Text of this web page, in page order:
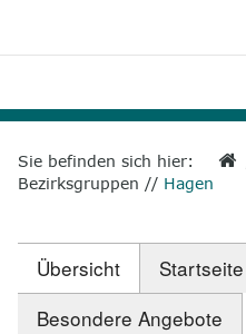
2
Aktuelles
3
Wir über uns
4
Unsere Leistungen
Sie befinden sich hier:
Bezirksgruppen // Hagen
Übersicht
Startseite
Besondere Angebote